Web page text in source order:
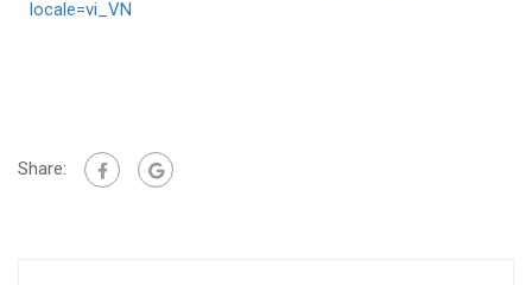
locale=vi_VN
Share: